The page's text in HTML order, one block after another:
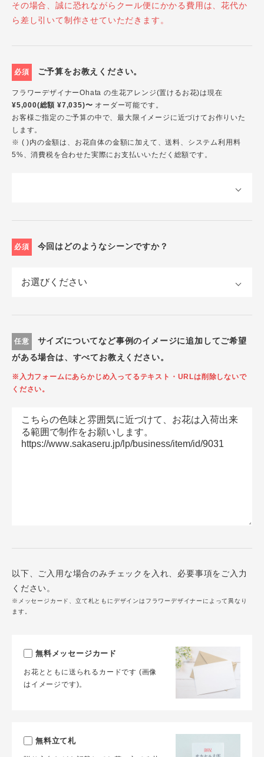
その場合、誠に恐れながらクール便にかかる費用は、花代か
ら差し引いて制作させていただきます。
必須 ご予算をお教えください。
フラワーデザイナーOhata の生花アレンジ(置けるお花)は現在
¥5,000(総額 ¥7,035)〜 オーダー可能です。
お客様ご指定のご予算の中で、最大限イメージに近づけてお作りいた
します。
※ ( )内の金額は、お花自体の金額に加えて、送料、システム利用料
5%、消費税を合わせた実際にお支払いいただく総額です。
必須 今回はどのようなシーンですか？
任意
サイズについてなど事例のイメージに追加してご希望
がある場合は、すべてお教えください。
※入力フォームにあらかじめ入ってるテキスト・URLは削除しないで
ください。
以下、ご入用な場合のみチェックを入れ、必要事項をご入力
ください。
※メッセージカード、立て札ともにデザインはフラワーデザイナーによって異なり
ます。
無料メッセージカード
お花とともに送られるカードです (画像
はイメージです)。
無料立て札